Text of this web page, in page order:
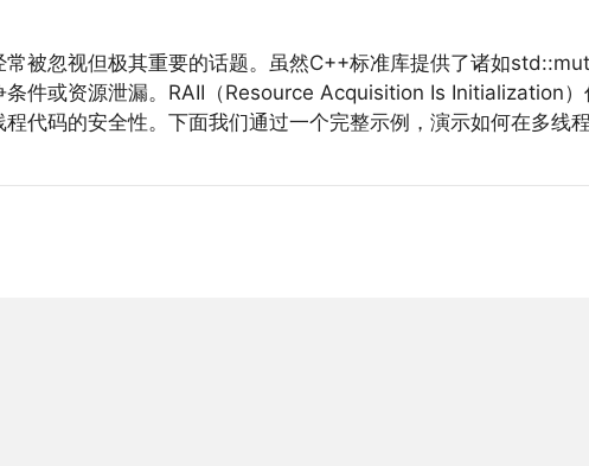
常被忽视但极其重要的话题。虽然C++标准库提供了诸如
件或资源泄漏。RAII（Resource Acquisition Is Initialization
代码的安全性。下面我们通过一个完整示例，演示如何在多线